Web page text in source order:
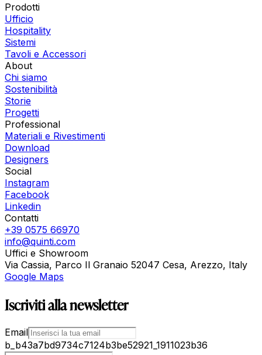
Prodotti
Ufficio
Hospitality
Sistemi
Tavoli e Accessori
About
Chi siamo
Sostenibilità
Storie
Progetti
Professional
Materiali e Rivestimenti
Download
Designers
Social
Instagram
Facebook
Linkedin
Contatti
+39 0575 66970
info@quinti.com
Uffici e Showroom
Via Cassia, Parco Il Granaio 52047 Cesa, Arezzo, Italy
Google Maps
Iscriviti alla newsletter
Email
b_b43a7bd9734c7124b3be52921_1911023b36